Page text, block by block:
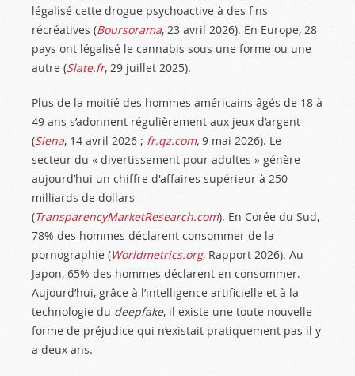
légalisé cette drogue psychoactive à des fins
récréatives (Boursorama, 23 avril 2026). En Europe, 28
pays ont légalisé le cannabis sous une forme ou une
autre (Slate.fr, 29 juillet 2025).
Plus de la moitié des hommes américains âgés de 18 à
49 ans s’adonnent régulièrement aux jeux d’argent
(Siena, 14 avril 2026 ; fr.qz.com, 9 mai 2026). Le
secteur du « divertissement pour adultes » génère
aujourd’hui un chiffre d'affaires supérieur à 250
milliards de dollars
(TransparencyMarketResearch.com). En Corée du Sud,
78% des hommes déclarent consommer de la
pornographie (Worldmetrics.org, Rapport 2026). Au
Japon, 65% des hommes déclarent en consommer.
Aujourd’hui, grâce à l’intelligence artificielle et à la
technologie du deepfake, il existe une toute nouvelle
forme de préjudice qui n’existait pratiquement pas il y
a deux ans.